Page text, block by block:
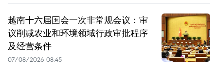
越南十六届国会一次非常规会议：审
议削减农业和环境领域行政审批程序
及经营条件
07/08/2026 08:45